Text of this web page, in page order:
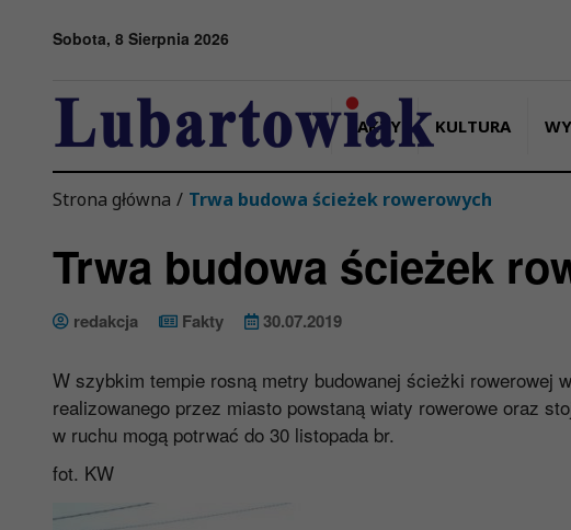
Sobota, 8 Sierpnia 2026
FAKTY KULTURA
Strona główna / Trwa budowa ścieżek rowerowych
Trwa budowa ścieżek
redakcja Fakty 30.07.2019
W szybkim tempie rosną metry budowanej ścieżki rowerowej
realizowanego przez miasto powstaną wiaty rowerowe oraz
w ruchu mogą potrwać do 30 listopada br.
fot. KW